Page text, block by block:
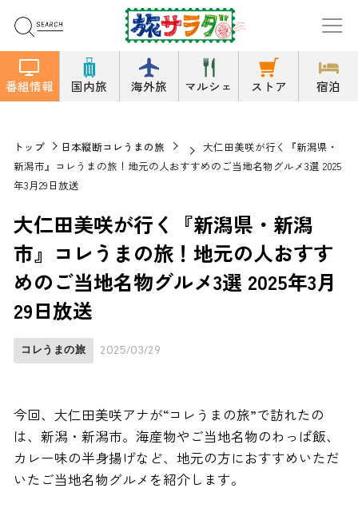
番組情報 国内旅 海外旅 マルシェ ストア 宿泊
トップ 日本縦断コレうまの旅
大仁田美咲が行く『新潟県・
新潟市』コレうまの旅！地元の人おすすめのご当地名物グルメ3選 2025
年3月29日放送
大仁田美咲が行く『新潟県・新潟
市』コレうまの旅！地元の人おすす
めのご当地名物グルメ3選 2025年3月
29日放送
コレうまの旅 2025/03/29
今回、大仁田美咲アナが“コレうまの旅”で訪れたの
は、新潟・新潟市。海産物やご当地名物のわっぱ飯、
カレー味の半身揚げなど、地元の方におすすめいただ
いたご当地名物グルメを紹介します。